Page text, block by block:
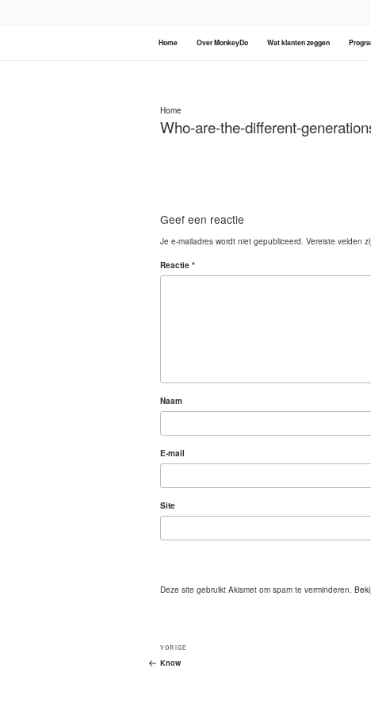
MONKEYDO
Home Over MonkeyDo Wat klanten zeggen
Home
Who-are-the-different-
Geef een reactie
Je e-mailadres wordt niet gepubliceerd. Vereiste velden
Reactie *
Naam
E-mail
Site
Deze site gebruikt Akismet om spam te verminderen.
Bericht
navigatie
Vorig
bericht
VORIGE
Know